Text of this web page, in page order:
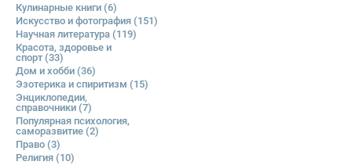
Кулинарные книги (6)
Искусство и фотография (151)
Научная литература (119)
Красота, здоровье и
спорт(33)
Дом и хобби (36)
Эзотерика и спиритизм (15)
Энциклопедии,
справочники (7)
Популярная психология,
саморазвитие (2)
Право (3)
Религия (10)